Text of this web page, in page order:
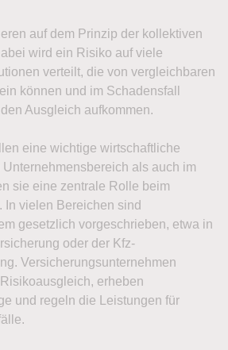
auf dem Prinzip der kollektiven
wird ein Risiko auf viele
verteilt, die von vergleichbaren
können und im Schadensfall
Ausgleich aufkommen.
eine wichtige wirtschaftliche
als auch im
sie eine zentrale Rolle beim
In vielen Bereichen sind
gesetzlich vorgeschrieben, etwa in
oder der Kfz-
Versicherungsunternehmen
erheben
und regeln die Leistungen für